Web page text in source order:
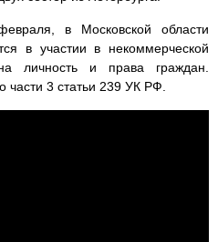
в Московской области
в участии в некоммерческой
личность и права граждан.
части 3 статьи 239 УК РФ.